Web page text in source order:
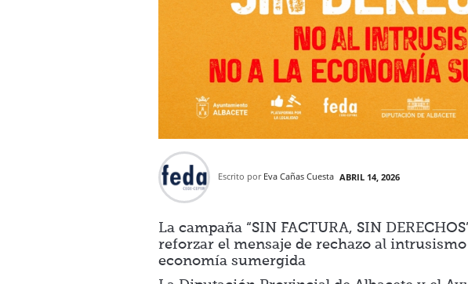
Escrito por Eva Cañas Cuesta ABRIL 14, 2026
La campaña “SIN FACTURA, SIN
reforzar el mensaje de rechazo al
economía sumergida